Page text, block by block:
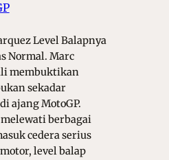
Level Balapnya
Normal. Marc
membuktikan
sekadar
ajang MotoGP.
berbagai
cedera serius
level balap